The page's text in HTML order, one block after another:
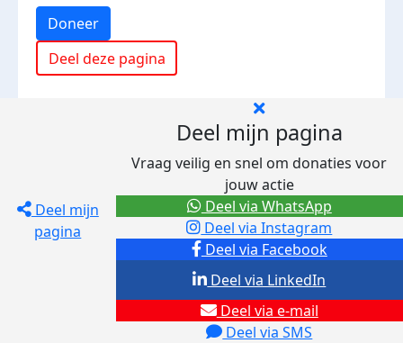
Doneer
Deel deze pagina
Deel mijn
pagina
Deel mijn pagina
Vraag veilig en snel om donaties voor
jouw actie
Deel via Facebook
Deel via Instagram
Deel via e-mail
Deel via SMS
Deel via LinkedIn
Deel via WhatsApp